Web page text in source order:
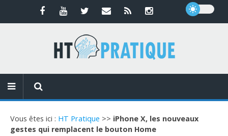
Vous êtes ici : HT Pratique >> iPhone X, les nouveaux
gestes qui remplacent le bouton Home